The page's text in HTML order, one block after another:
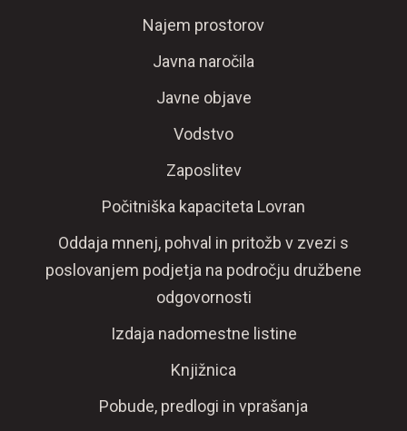
Najem prostorov
Javna naročila
Javne objave
Vodstvo
Zaposlitev
Počitniška kapaciteta Lovran
Oddaja mnenj, pohval in pritožb v zvezi s
poslovanjem podjetja na področju družbene
odgovornosti
Izdaja nadomestne listine
Knjižnica
Pobude, predlogi in vprašanja